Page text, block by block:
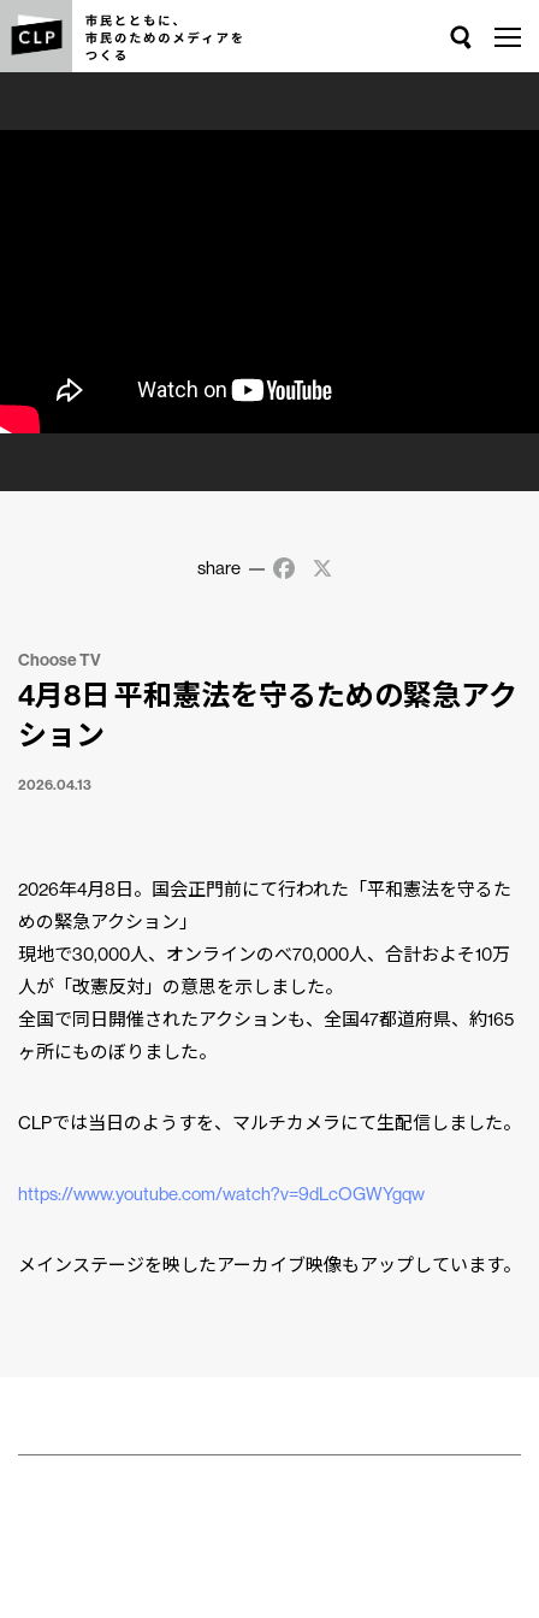
share Facebook
Choose TV
4月8日 平和憲法を守るための緊急アク
ション
2026.04.13
2026年4月8日。国会正門前にて行われた「平和憲法を守るた
めの緊急アクション」
現地で30,000人、オンラインのべ70,000人、合計およそ10万
人が「改憲反対」の意思を示しました。
全国で同日開催されたアクションも、全国47都道府県、約165
ヶ所にものぼりました。
CLPでは当日のようすを、マルチカメラにて生配信しました。
https://www.youtube.com/watch?v=9dLcOGWYgqw
メインステージを映したアーカイブ映像もアップしています。